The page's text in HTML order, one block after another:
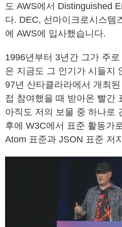
도 AWS에서 Distinguished
다. DEC, 선마이크로시스템
에 AWS에 입사했습니다.
1996년부터 3년간 그가 주
은 지금도 그 인기가 시들지
97년 산타클라라에서 개최
접 참여했을 때 받아온 빨간
아직도 저의 보물 중 하나로
후에 W3C에서 표준 활동가
Atom 표준과 JSON 표준 저